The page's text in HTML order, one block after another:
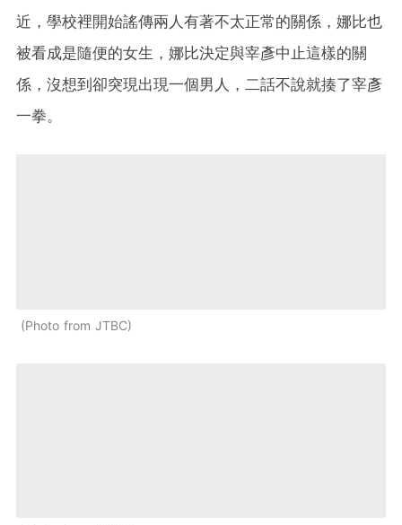
近，學校裡開始謠傳兩人有著不太正常的關係，娜比也
被看成是隨便的女生，娜比決定與宰彥中止這樣的關
係，沒想到卻突現出現一個男人，二話不說就揍了宰彥
一拳。
Photo from JTBC